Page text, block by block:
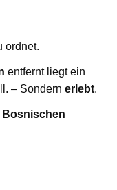
ordnet.
entfernt liegt ein
– Sondern erlebt.
Bosnischen